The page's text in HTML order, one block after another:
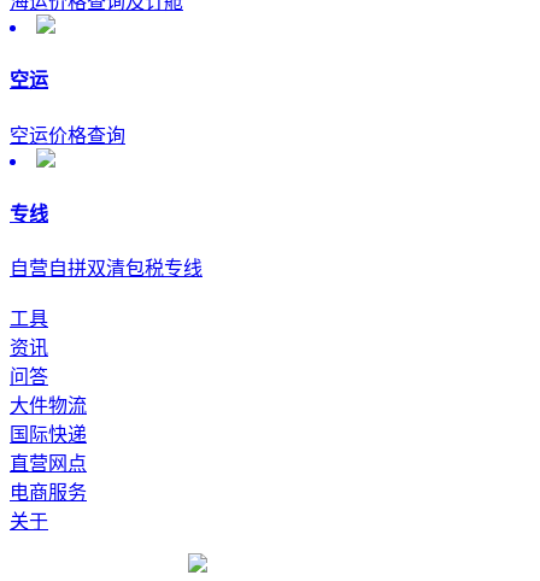
空运
空运价格查询
专线
自营自拼双清包税专线
工具
资讯
问答
大件物流
国际快递
直营网点
电商服务
关于